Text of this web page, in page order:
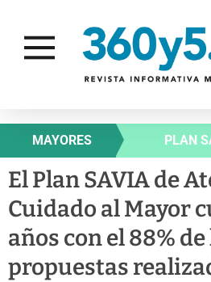
MAYORES PLAN
El Plan SAVIA de
Cuidado al Mayor
años con el 88%
propuestas